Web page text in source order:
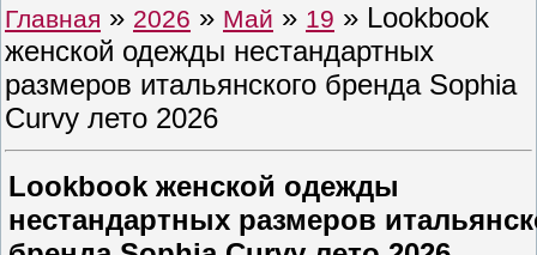
Главная » 2026 » Май » 19 » Lookbook
женской одежды нестандартных
размеров итальянского бренда Sophia
Curvy лето 2026
Lookbook женской одежды
нестандартных размеров